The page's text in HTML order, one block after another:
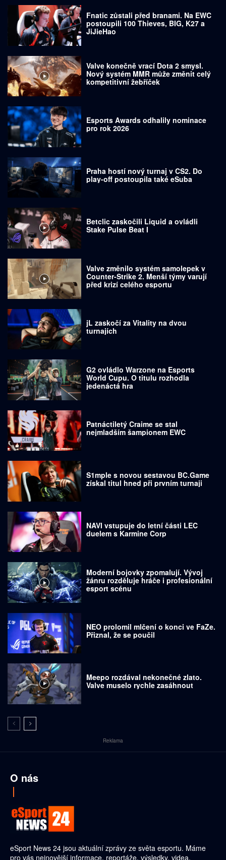
Fnatic zůstali před branami. Na EWC
postoupili 100 Thieves, BIG, K27 a
JiJieHao
Valve konečně vrací Dota 2 smysl.
Nový systém MMR může změnit celý
kompetitivní žebříček
Esports Awards odhalily nominace
pro rok 2026
Praha hostí nový turnaj v CS2. Do
play-off postoupila také eSuba
Betclic zaskočili Liquid a ovládli
Stake Pulse Beat I
Valve změnilo systém samolepek v
Counter-Strike 2. Menší týmy varují
před krizí celého esportu
jL zaskočí za Vitality na dvou
turnajích
G2 ovládlo Warzone na Esports
World Cupu. O titulu rozhodla
jedenáctá hra
Patnáctiletý Craime se stal
nejmladším šampionem EWC
S1mple s novou sestavou BC.Game
získal titul hned při prvním turnaji
NAVI vstupuje do letní části LEC
duelem s Karmine Corp
Moderní bojovky zpomalují. Vývoj
žánru rozděluje hráče i profesionální
esport scénu
NEO prolomil mlčení o konci ve FaZe.
Přiznal, že se poučil
Meepo rozdával nekonečné zlato.
Valve muselo rychle zasáhnout
Reklama
O nás
eSport News 24 jsou aktuální zprávy ze světa esportu. Máme
pro vás nejnovější informace, reportáže, výsledky, videa.